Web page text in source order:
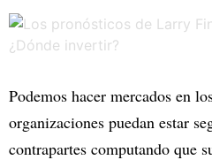
Podemos hacer mercados en
organizaciones puedan estar
contrapartes computando que